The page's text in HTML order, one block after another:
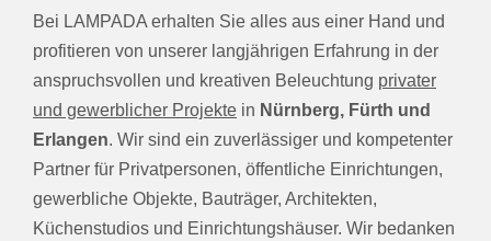
Bei LAMPADA erhalten Sie alles aus einer Hand und
profitieren von unserer langjährigen Erfahrung in der
anspruchsvollen und kreativen Beleuchtung privater
und gewerblicher Projektein Nürnberg, Fürth und
Erlangen. Wir sind ein zuverlässiger und kompetenter
Partner für Privatpersonen, öffentliche Einrichtungen,
gewerbliche Objekte, Bauträger, Architekten,
Küchenstudios und Einrichtungshäuser. Wir bedanken